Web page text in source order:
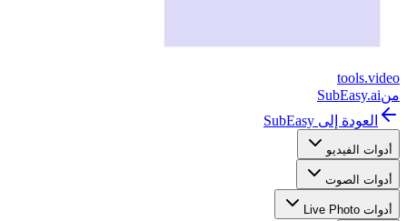
tools.video
منSubEasy.ai
العودة إلى SubEasy
أدوات الفيديو
أدوات الصوت
أدوات Live Photo